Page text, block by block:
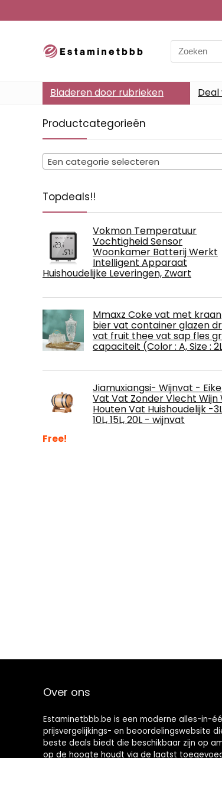
Search
for:
Bladeren door rubrieken
Productcategorieën
Een categorie selecteren
Topdeals!!
Vokmon Temperatuur
Vochtigheid Sensor
Woonkamer Batterij Werkt
Intelligent Apparaat
Huishoudelijke Leveringen, Zwart
Mmaxz Coke vat met kraan
bier vat container glazen
vat fruit thee vat sap fles
capaciteit (Color : A, Size :
Jiamuxiangsi- Wijnvat -
Vat Vat Zonder Vlecht Wijn
Houten Vat Huishoudelijk -
10L, 15L, 20L - wijnvat
Free!
Over ons
Estaminetbbb.be is een moderne alles-in-
prijsvergelijkings- en beoordelingswebsite
beste deals biedt die beschikbaar zijn op
op de hoogte houdt via de laatst